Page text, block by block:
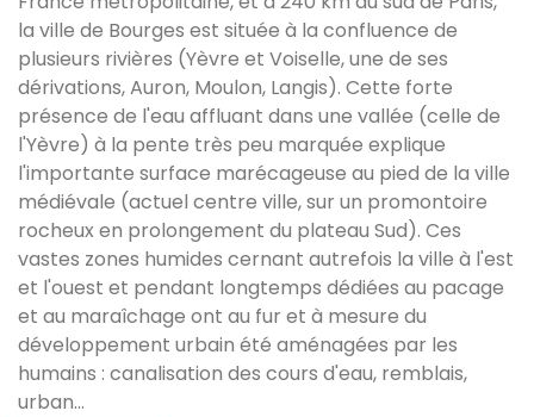
la ville de Bourges est située à la confluence de
plusieurs rivières (Yèvre et Voiselle, une de ses
dérivations, Auron, Moulon, Langis). Cette forte
présence de l'eau affluant dans une vallée (celle de
l'Yèvre) à la pente très peu marquée explique
l'importante surface marécageuse au pied de la ville
médiévale (actuel centre ville, sur un promontoire
rocheux en prolongement du plateau Sud). Ces
vastes zones humides cernant autrefois la ville à l'est
et l'ouest et pendant longtemps dédiées au pacage
et au maraîchage ont au fur et à mesure du
développement urbain été aménagées par les
humains : canalisation des cours d'eau, remblais,
urban...